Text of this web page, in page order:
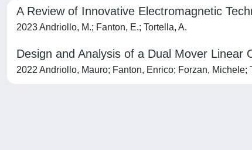
A Review of Innovative Electromagnetic
2023 Andriollo, M.; Fanton, E.; Tortella, A.
Design and Analysis of a Dual Mover Linear
2022 Andriollo, Mauro; Fanton, Enrico; Forzan, Michele;